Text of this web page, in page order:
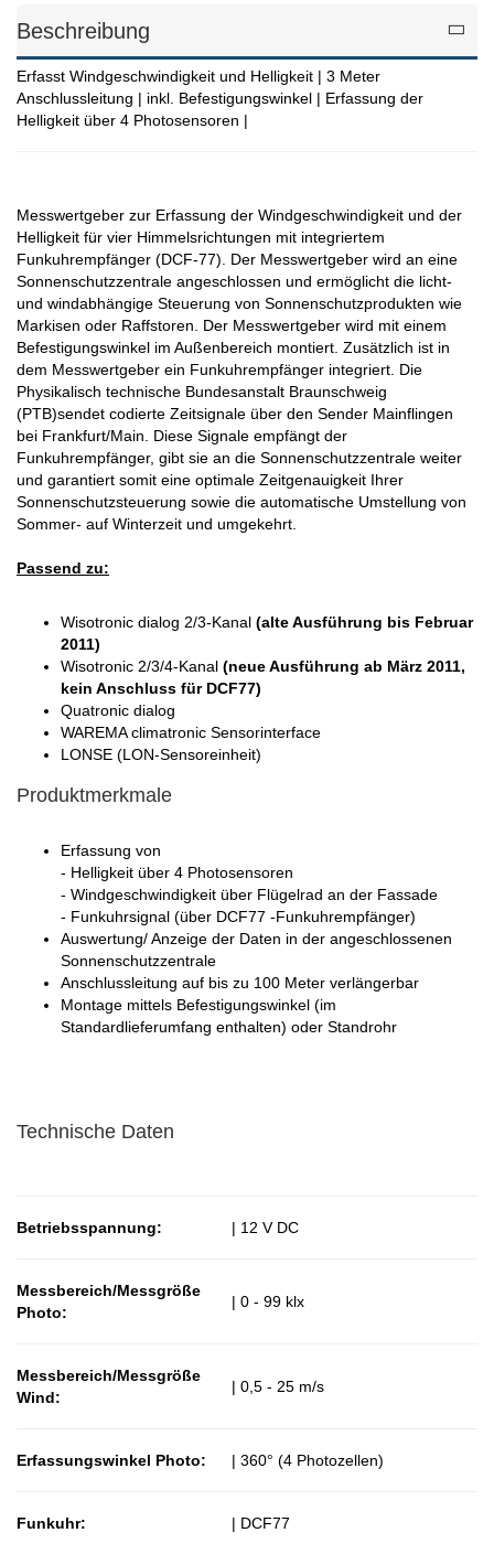
Beschreibung
Erfasst Windgeschwindigkeit und Helligkeit | 3 Meter
Anschlussleitung | inkl. Befestigungswinkel | Erfassung der
Helligkeit über 4 Photosensoren |
Messwertgeber zur Erfassung der Windgeschwindigkeit und der
Helligkeit für vier Himmelsrichtungen mit integriertem
Funkuhrempfänger (DCF-77). Der Messwertgeber wird an eine
Sonnenschutzzentrale angeschlossen und ermöglicht die licht-
und windabhängige Steuerung von Sonnenschutzprodukten wie
Markisen oder Raffstoren. Der Messwertgeber wird mit einem
Befestigungswinkel im Außenbereich montiert. Zusätzlich ist in
dem Messwertgeber ein Funkuhrempfänger integriert. Die
Physikalisch technische Bundesanstalt Braunschweig
(PTB)sendet codierte Zeitsignale über den Sender Mainflingen
bei Frankfurt/Main. Diese Signale empfängt der
Funkuhrempfänger, gibt sie an die Sonnenschutzzentrale weiter
und garantiert somit eine optimale Zeitgenauigkeit Ihrer
Sonnenschutzsteuerung sowie die automatische Umstellung von
Sommer- auf Winterzeit und umgekehrt.
Passend zu:
Wisotronic dialog 2/3-Kanal (alte Ausführung bis Februar
2011)
Wisotronic 2/3/4-Kanal (neue Ausführung ab März 2011,
kein Anschluss für DCF77)
Quatronic dialog
WAREMA climatronic Sensorinterface
LONSE (LON-Sensoreinheit)
Produktmerkmale
Erfassung von
- Helligkeit über 4 Photosensoren
- Windgeschwindigkeit über Flügelrad an der Fassade
- Funkuhrsignal (über DCF77 -Funkuhrempfänger)
Auswertung/ Anzeige der Daten in der angeschlossenen
Sonnenschutzzentrale
Anschlussleitung auf bis zu 100 Meter verlängerbar
Montage mittels Befestigungswinkel (im
Standardlieferumfang enthalten) oder Standrohr
Technische Daten
Betriebsspannung: | 12 V DC
Messbereich/Messgröße
Photo:
| 0 - 99 klx
Messbereich/Messgröße
Wind:
| 0,5 - 25 m/s
Erfassungswinkel Photo: | 360° (4 Photozellen)
Funkuhr: | DCF77